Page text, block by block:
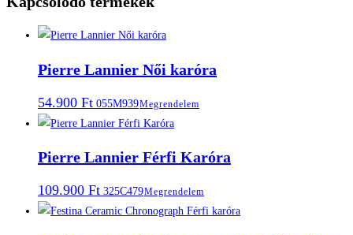
Pierre Lannier Női karóra
54.900 Ft 055M939Megrendelem
Pierre Lannier Férfi Karóra
109.900 Ft 325C479Megrendelem